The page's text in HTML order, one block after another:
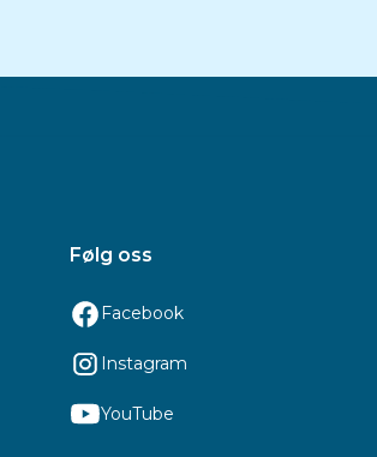
Følg oss
Facebook
Instagram
YouTube